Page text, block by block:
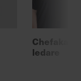
ledare